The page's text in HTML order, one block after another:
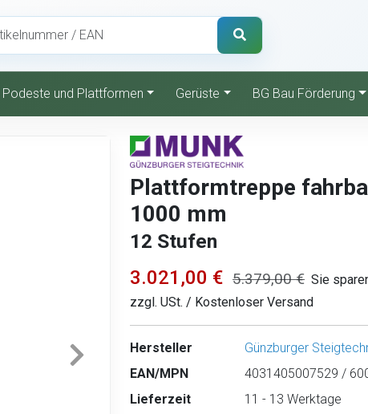
Podeste und Plattformen Gerüste BG Bau Förderung
Plattformtreppe
1000 mm
12 Stufen
3.021,00 € 5.379,00 € Sie
zzgl. USt. / Kostenloser Versand
Hersteller
Günzburger
EAN/MPN
4031405007529 /
Lieferzeit
11 - 13 Werktage